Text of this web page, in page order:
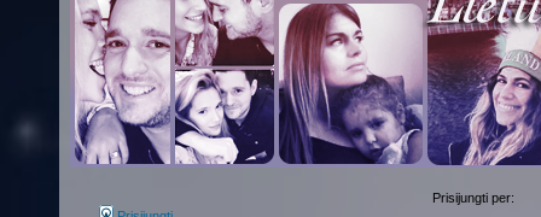
Prisijungti per: